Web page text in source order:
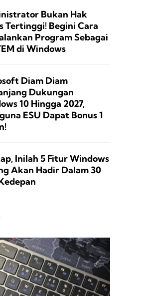
Bukan Hak
Tertinggi! Begini Cara
Program Sebagai
di Windows
Diam Diam
Dukungan
10 Hingga 2027,
ESU Dapat Bonus 1
Inilah 5 Fitur Windows
Akan Hadir Dalam 30